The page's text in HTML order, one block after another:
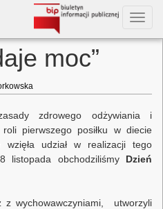
moc”
zdrowego odżywiania i
pierwszego posiłku w diecie
wzięła udział w realizacji tego
obchodziliśmy Dzień
wychowawczyniami, utworzyli